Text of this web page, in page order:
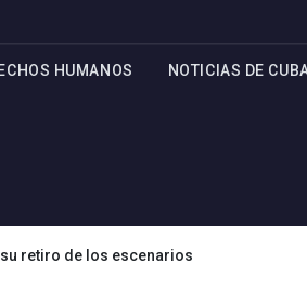
HUMANOS NOTICIAS DE
retiro de los escenarios